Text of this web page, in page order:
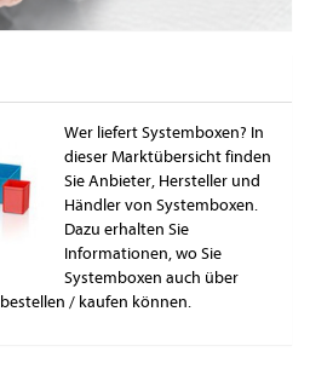
Wer liefert Systemboxen? In
dieser Marktübersicht finden
Sie Anbieter, Hersteller und
Händler von Systemboxen.
Dazu erhalten Sie
Informationen, wo Sie
Systemboxen auch über
/ kaufen können.